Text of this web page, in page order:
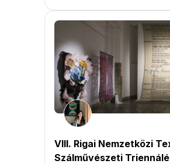
VIII. Rigai Nemzetközi
Szálművészeti Triennálé